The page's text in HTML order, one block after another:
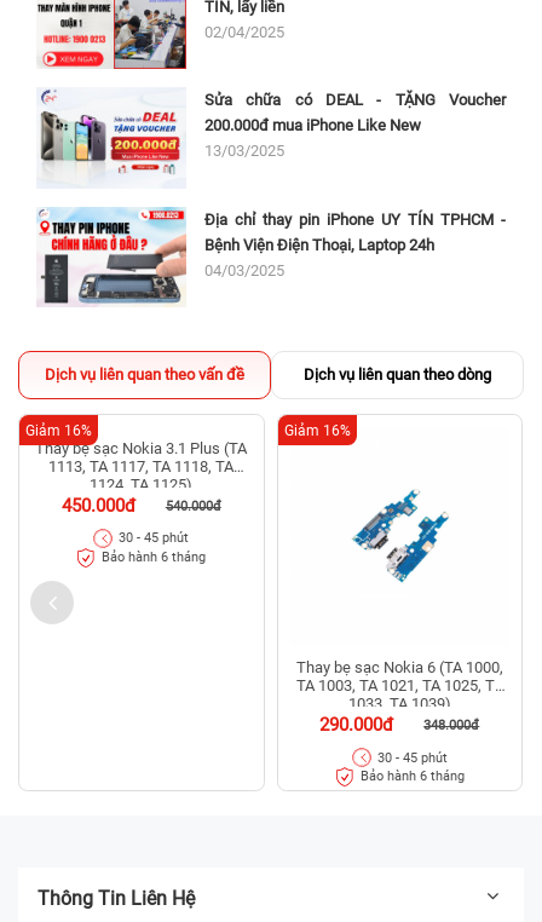
TÍN, lấy liền
02/04/2025
Sửa chữa có DEAL - TẶNG Voucher
200.000đ mua iPhone Like New
13/03/2025
Địa chỉ thay pin iPhone UY TÍN TPHCM -
Bệnh Viện Điện Thoại, Laptop 24h
04/03/2025
Dịch vụ liên quan theo vấn đề Dịch vụ liên quan theo dòng
Giảm 16%
Thay bẹ sạc Nokia 6 (TA 1000,
TA 1003, TA 1021, TA 1025, TA
1033, TA 1039)
290.000đ 348.000đ
Giảm 16%
30 - 45 phút
Bảo hành 6 tháng
Thông Tin Liên Hệ